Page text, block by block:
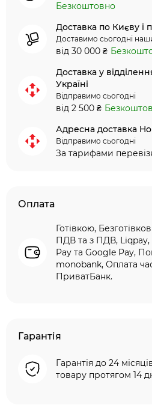
Безкоштовно
Доставка по Києву і
Доставимо сьогодні
від 30 000 ₴
Доставка у
Україні
Відправимо сьогодні
від 2 500 ₴
Адресна доставка
Відправимо сьогодні
За тарифами
Оплата
Готівкою,
ПДВ та з ПДВ, Liqpay,
Pay та Google Pay,
monobank, Оплата
ПриватБанк.
Гарантія
Гарантія до 24
товару протягом 14